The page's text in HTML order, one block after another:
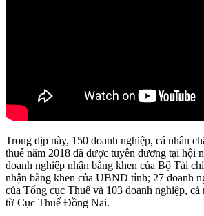
Trong dịp này, 150 doanh nghiệp, cá nhân
thuế năm 2018 đã được tuyên dương tại hội
doanh nghiệp nhận bằng khen của Bộ Tài
nhận bằng khen của UBND tỉnh; 27 doanh
của Tổng cục Thuế và 103 doanh nghiệp, cá
từ Cục Thuế Đồng Nai.